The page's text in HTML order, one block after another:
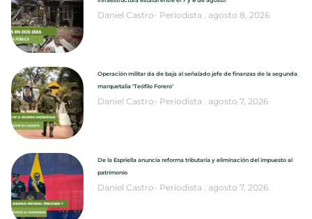
Daniel Castro- Periodista agosto 8, 2026
Operación militar da de baja al señalado jefe de finanzas de la segunda
marquetalia ‘Teófilo Forero’
Daniel Castro- Periodista agosto 7, 2026
De la Espriella anuncia reforma tributaria y eliminación del impuesto al
patrimonio
Daniel Castro- Periodista agosto 7, 2026